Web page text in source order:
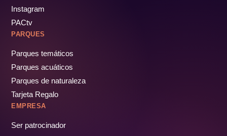
Instagram
PACtv
PARQUES
Parques temáticos
Parques acuáticos
Parques de naturaleza
Tarjeta Regalo
EMPRESA
Ser patrocinador